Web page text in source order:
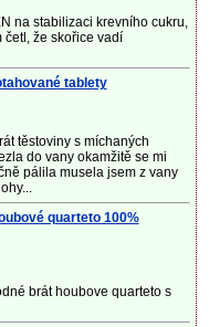
na stabilizaci krevního cukru,
že skořice vadí
tablety
těstoviny s míchaných
do vany okamžitě se mi
pálila musela jsem z vany
quarteto 100%
brát houbove quarteto s